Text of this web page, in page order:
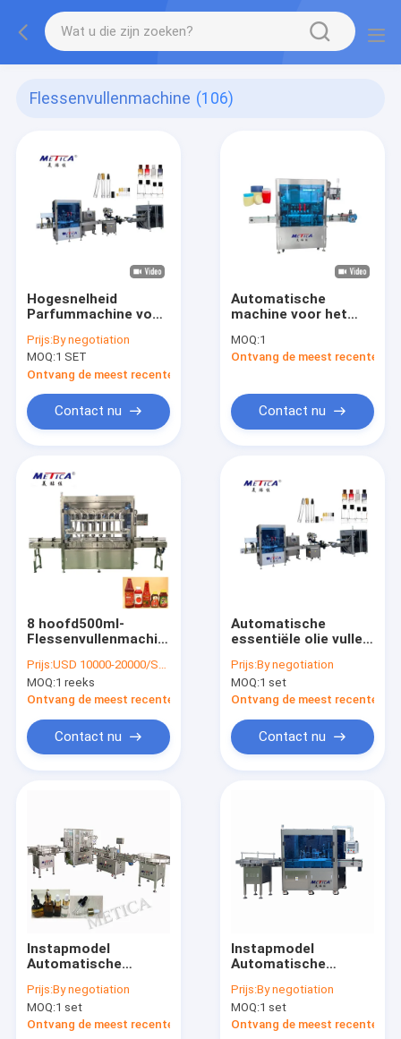
Flessenvullenmachine (106)
Hogesnelheid
Parfummachine voor
Etiketteren en
Verpakken 1800BPH
Prijs:By negotiation
MOQ:1 SET
Ontvang de meest recente Prijs
Contact nu
Automatische
machine voor het
vaseline en
deodorant voor
producten
MOQ:1
Ontvang de meest recente
Contact nu
8 hoofd500ml-
Flessenvullenmachine,
Tomatensaus het
Vullen Machine
Prijs:USD 10000-20000/SET
MOQ:1 reeks
Ontvang de meest recente Prijs
Contact nu
Automatische
essentiële olie vullen,
Boxing Line 1200-
1800BPH 2-head gear
pump Single Crimp
Prijs:By negotiation
MOQ:1 set
Ontvang de meest recente
Contact nu
Instapmodel
Automatische
Vul- en Krimplijn met
Etiketteerfunctie
1200-1800BPH 2-
Prijs:By negotiation
MOQ:1 set
Ontvang de meest recente Prijs
Instapmodel
Automatische
Vul- en
Krimpmachine 1200-
1800BPH 2-Kops
Prijs:By negotiation
MOQ:1 set
Ontvang de meest recente